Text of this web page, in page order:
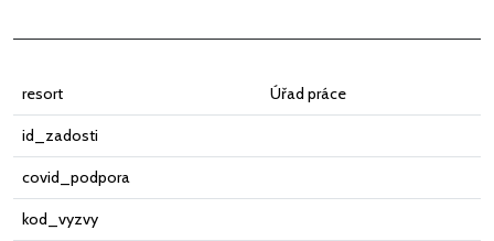
resort Úřad práce
id_zadosti
covid_podpora
kod_vyzvy